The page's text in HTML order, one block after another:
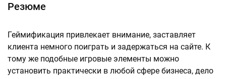
Резюме
Геймификация привлекает внимание, заставляет
клиента немного поиграть и задержаться на сайте. К
тому же подобные игровые элементы можно
установить практически в любой сфере бизнеса, дело